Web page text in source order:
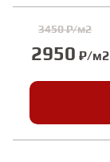
3450 ₽/м2
2950 ₽/м2